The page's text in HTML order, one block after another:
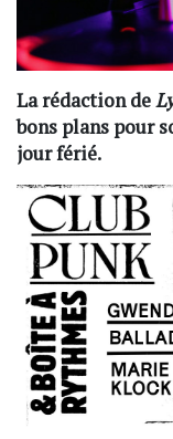
La rédaction de
bons plans pour
jour férié.